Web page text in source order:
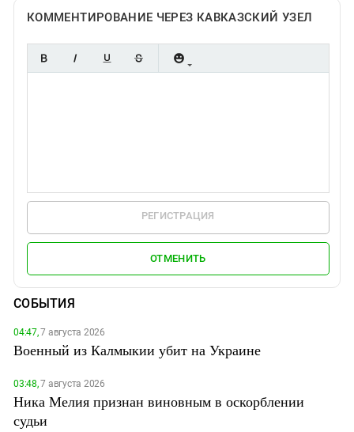
КОММЕНТИРОВАНИЕ ЧЕРЕЗ КАВКАЗСКИЙ УЗЕЛ
РЕГИСТРАЦИЯ
ОТМЕНИТЬ
СОБЫТИЯ
04:47,7 августа 2026
Военный из Калмыкии убит на Украине
03:48,7 августа 2026
Ника Мелия признан виновным в оскорблении
судьи